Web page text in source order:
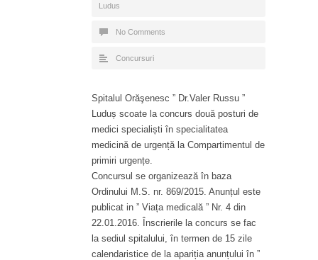
Ludus
No Comments
Concursuri
Spitalul Orăşenesc ” Dr.Valer Russu ”
Luduș scoate la concurs două posturi de
medici specialiști în specialitatea
medicină de urgență la Compartimentul de
primiri urgențe.
Concursul se organizează în baza
Ordinului M.S. nr. 869/2015. Anunțul este
publicat in ” Viața medicală ” Nr. 4 din
22.01.2016. Înscrierile la concurs se fac
la sediul spitalului, în termen de 15 zile
calendaristice de la apariția anunțului în ”